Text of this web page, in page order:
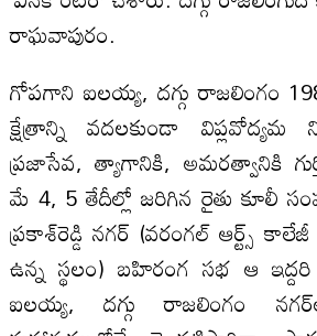
రాఘవాపురం.
గోపగాని ఐలయ్య, దగ్గు రాజలింగం
క్షేత్రాన్ని వదలకుండా
ప్రజాసేవ, త్యాగానికి, అమరత్వానికి
మే 4, 5 తేదీల్లో జరిగిన రైతు కూలీ
ప్రకాశ్‌రెడ్డి నగర్‌ (వరంగల్‌ ఆర్ట్స్‌
ఉన్న స్థలం) బహిరంగ సభ ఆ
ఐలయ్య, దగ్గు రాజలింగం